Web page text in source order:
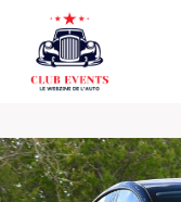
content